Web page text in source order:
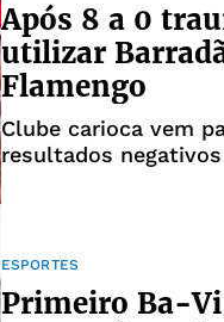
Após 8 a 0
utilizar
Flamengo
Clube carioca vem
resultados negativos
ESPORTES
Primeiro Ba-